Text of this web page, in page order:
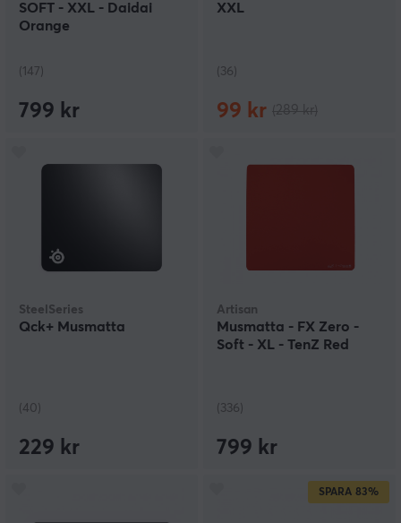
SOFT - XXL - Daidai
Orange
(147)
799 kr
XXL
(36)
99 kr
SteelSeries
Qck+ Musmatta
(40)
229 kr
Artisan
Musmatta - FX Zero -
Soft - XL - TenZ Red
(336)
799 kr
SPARA 83%